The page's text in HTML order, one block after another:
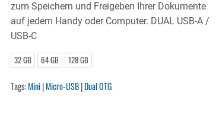
zum Speichern und Freigeben Ihrer Dokumente
auf jedem Handy oder Computer. DUAL USB-A /
USB-C
32 GB 64 GB 128 GB
Tags:Mini|Micro-USB|Dual OTG